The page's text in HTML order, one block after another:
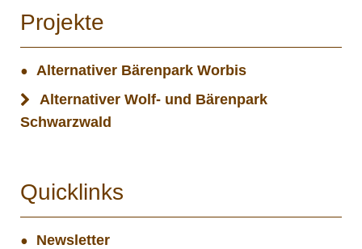
Projekte
Alternativer Bärenpark Worbis
Alternativer Wolf- und Bärenpark
Schwarzwald
Quicklinks
Newsletter